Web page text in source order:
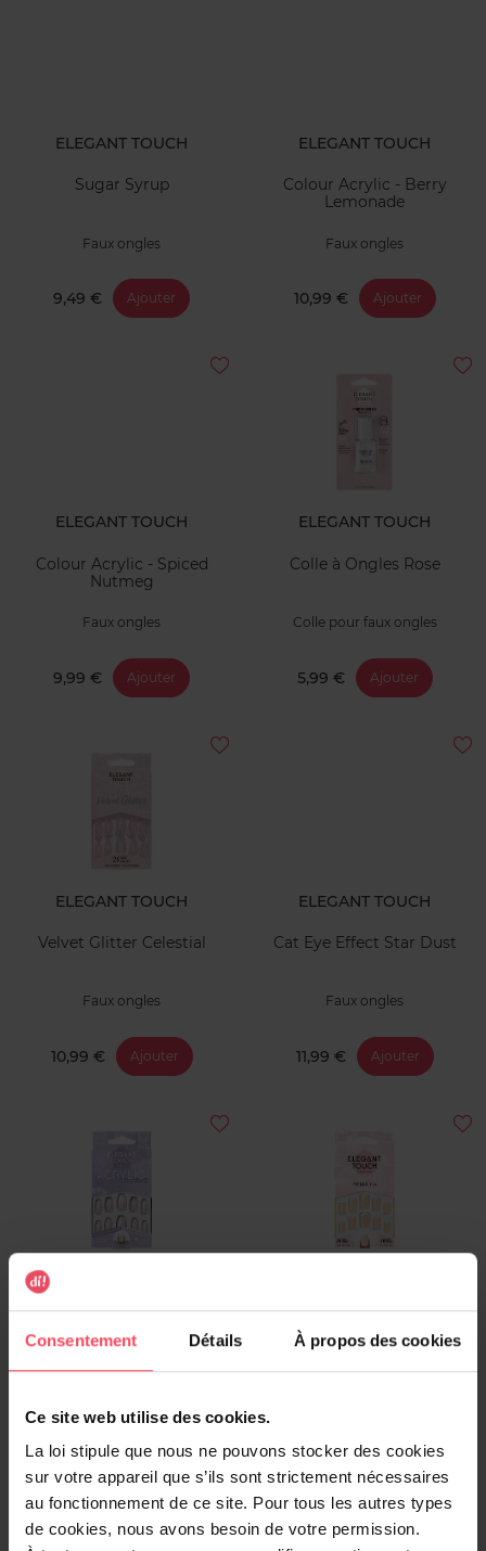
Consentement Détails À propos des cookies
Ce site web utilise des cookies.
La loi stipule que nous ne pouvons stocker des cookies
sur votre appareil que s’ils sont strictement nécessaires
au fonctionnement de ce site. Pour tous les autres types
de cookies, nous avons besoin de votre permission.
ELEGANT TOUCH
Sugar Syrup
Faux ongles
9,49 € Ajouter
ELEGANT TOUCH
Colour Acrylic - Berry
Lemonade
Faux ongles
10,99 € Ajouter
ELEGANT TOUCH
Colour Acrylic - Spiced
Nutmeg
Faux ongles
9,99 € Ajouter
ELEGANT TOUCH
Colle à Ongles Rose
Colle pour faux ongles
5,99 € Ajouter
ELEGANT TOUCH
Velvet Glitter Celestial
Faux ongles
10,99 € Ajouter
ELEGANT TOUCH
Cat Eye Effect Star Dust
Faux ongles
11,99 € Ajouter